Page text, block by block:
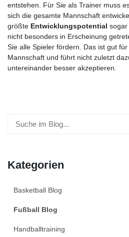
entstehen. Für Sie als Trainer muss
sich die gesamte Mannschaft
größte Entwicklungspotential sogar
nicht besonders in Erscheinung
Sie alle Spieler fördern. Das ist gut
Mannschaft und führt nicht zuletzt
untereinander besser akzeptieren.
Kategorien
Basketball Blog
Fußball Blog
Handballtraining